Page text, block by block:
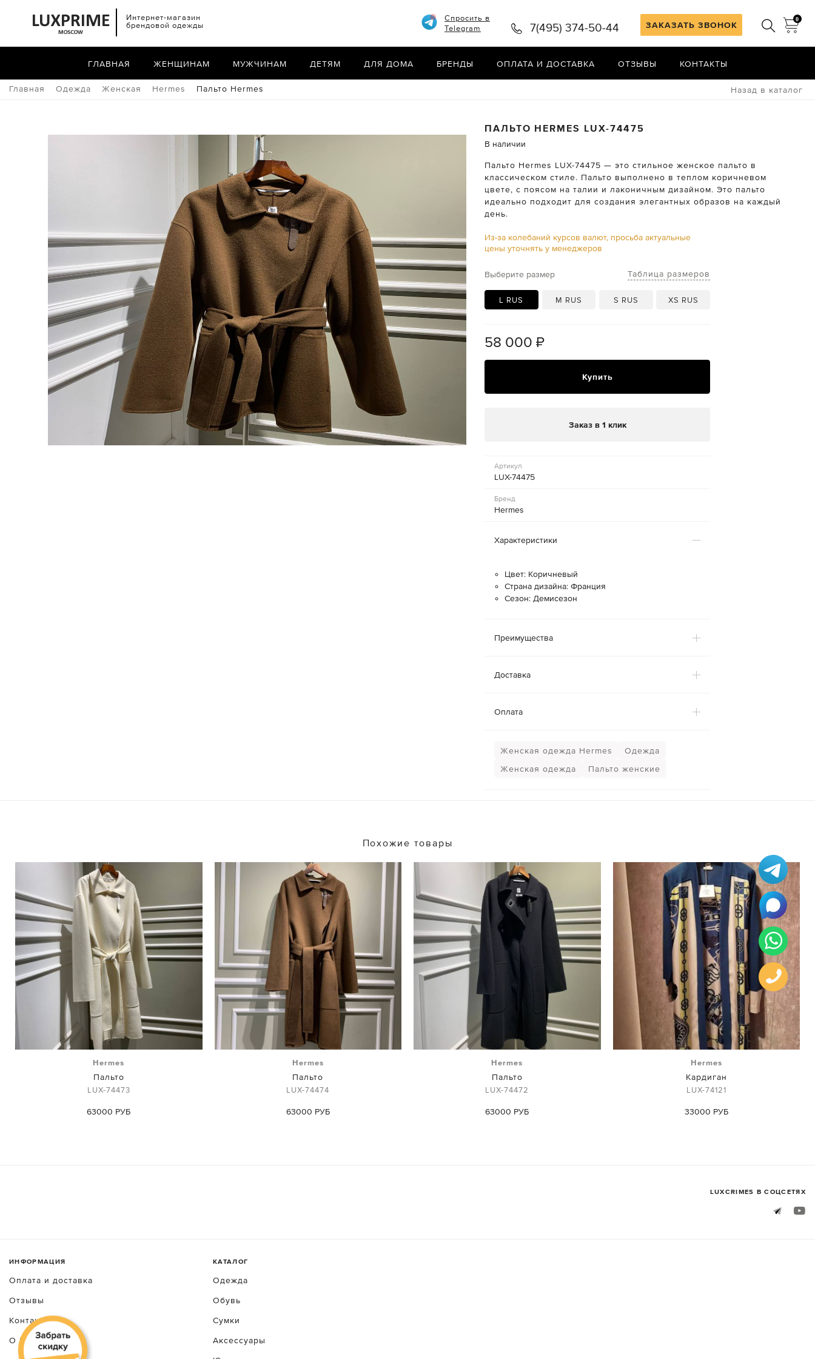
Интернет-магазин
брендовой одежды
ЗАКАЗАТЬ ЗВОНОК
0
Спросить в
Telegram
7(495) 374-50-44
ГЛАВНАЯ ЖЕНЩИНАМ МУЖЧИНАМ ДЕТЯМ ДЛЯ ДОМА БРЕНДЫ ОПЛАТА И ДОСТАВКА ОТЗЫВЫ КОНТАКТЫ
Главная Одежда Женская Hermes Пальто Hermes Назад в каталог
ПАЛЬТО HERMES LUX-74475
В наличии
Пальто Hermes LUX-74475 — это стильное женское пальто в
классическом стиле. Пальто выполнено в теплом коричневом
цвете, с поясом на талии и лаконичным дизайном. Это пальто
идеально подходит для создания элегантных образов на каждый
день.
Из-за колебаний курсов валют, просьба актуальные
цены уточнять у менеджеров
Выберите размер Таблица размеров
L RUS M RUS S RUS XS RUS
58 000 ₽
Купить
Заказ в 1 клик
Артикул
LUX-74475
Бренд
Hermes
Характеристики
Цвет: Коричневый
Страна дизайна: Франция
Сезон: Демисезон
Преимущества
Доставка
Оплата
Женская одежда Hermes
Одежда
Женская одежда
Пальто женские
Похожие товары
Hermes
Пальто
LUX-74473
63000 РУБ
Hermes
Пальто
LUX-74474
63000 РУБ
Hermes
Пальто
LUX-74472
63000 РУБ
Hermes
Кардиган
LUX-74121
33000 РУБ
LUXСRIMES В СОЦСЕТЯХ
ИНФОРМАЦИЯ
Оплата и доставка
Отзывы
Контакты
О luxecrime
КАТАЛОГ
Одежда
Обувь
Сумки
Аксессуары